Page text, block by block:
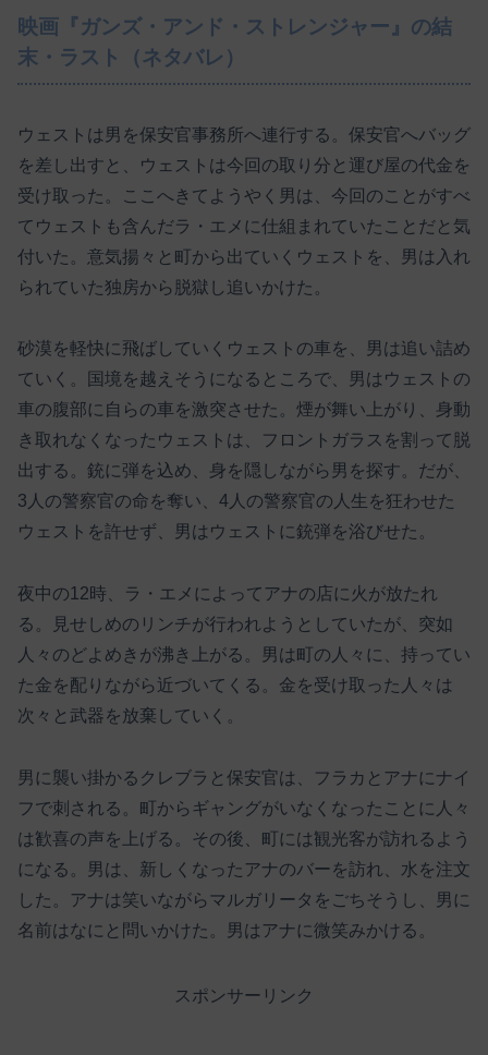
映画『ガンズ・アンド・ストレンジャー』の結
末・ラスト（ネタバレ）
ウェストは男を保安官事務所へ連行する。保安官へバッグ
を差し出すと、ウェストは今回の取り分と運び屋の代金を
受け取った。ここへきてようやく男は、今回のことがすべ
てウェストも含んだラ・エメに仕組まれていたことだと気
付いた。意気揚々と町から出ていくウェストを、男は入れ
られていた独房から脱獄し追いかけた。
砂漠を軽快に飛ばしていくウェストの車を、男は追い詰め
ていく。国境を越えそうになるところで、男はウェストの
車の腹部に自らの車を激突させた。煙が舞い上がり、身動
き取れなくなったウェストは、フロントガラスを割って脱
出する。銃に弾を込め、身を隠しながら男を探す。だが、
3人の警察官の命を奪い、4人の警察官の人生を狂わせた
ウェストを許せず、男はウェストに銃弾を浴びせた。
夜中の12時、ラ・エメによってアナの店に火が放たれ
る。見せしめのリンチが行われようとしていたが、突如
人々のどよめきが沸き上がる。男は町の人々に、持ってい
た金を配りながら近づいてくる。金を受け取った人々は
次々と武器を放棄していく。
男に襲い掛かるクレブラと保安官は、フラカとアナにナイ
フで刺される。町からギャングがいなくなったことに人々
は歓喜の声を上げる。その後、町には観光客が訪れるよう
になる。男は、新しくなったアナのバーを訪れ、水を注文
した。アナは笑いながらマルガリータをごちそうし、男に
名前はなにと問いかけた。男はアナに微笑みかける。
スポンサーリンク